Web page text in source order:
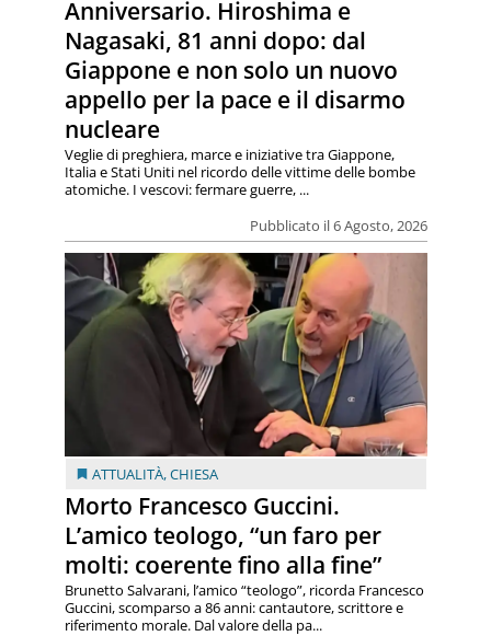
Anniversario. Hiroshima e
Nagasaki, 81 anni dopo: dal
Giappone e non solo un nuovo
appello per la pace e il disarmo
nucleare
Pubblicato il 6 Agosto, 2026
Veglie di preghiera, marce e iniziative tra Giappone,
Italia e Stati Uniti nel ricordo delle vittime delle bombe
atomiche. I vescovi: fermare guerre, ...
ATTUALITÀ,CHIESA
Morto Francesco Guccini.
L’amico teologo, “un faro per
molti: coerente fino alla fine”
Brunetto Salvarani, l’amico “teologo”, ricorda Francesco
Guccini, scomparso a 86 anni: cantautore, scrittore e
riferimento morale. Dal valore della pa...